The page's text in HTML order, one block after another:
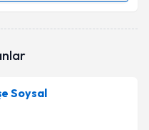
almanız için bir
Soysal